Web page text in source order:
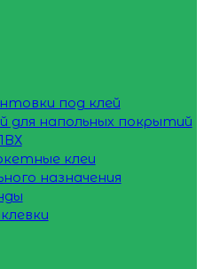
под клей
для напольных покрытий
клеи
назначения